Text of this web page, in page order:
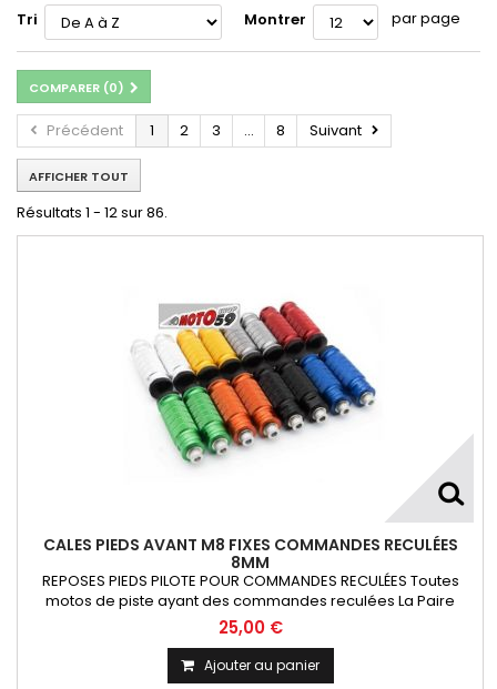
Tri Montrer par page
COMPARER (0)
Précédent 1 2 3 ... 8 Suivant
AFFICHER TOUT
Résultats 1 - 12 sur 86.
CALES PIEDS AVANT M8 FIXES COMMANDES RECULÉES
8MM
REPOSES PIEDS PILOTE POUR COMMANDES RECULÉES Toutes
motos de piste ayant des commandes reculées La Paire
25,00 €
Ajouter au panier